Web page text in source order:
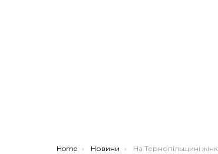
You are here:
Home Новини На Тернопільщині жінка на “Жигулях”